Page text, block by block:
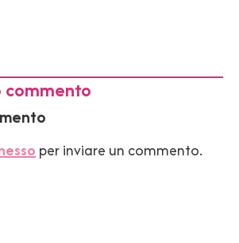
commento
per inviare un commento.